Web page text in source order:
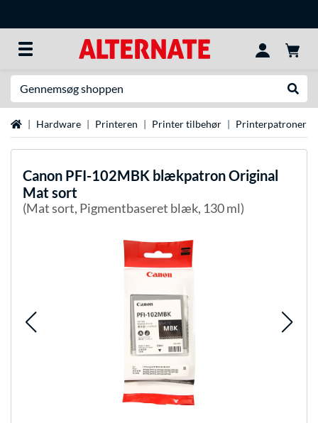
StartsideHardware Printeren Printer tilbehør Printerpatroner
Canon PFI-102MBK blækpatron Original
Mat sort
(Mat sort, Pigmentbaseret blæk, 130 ml)